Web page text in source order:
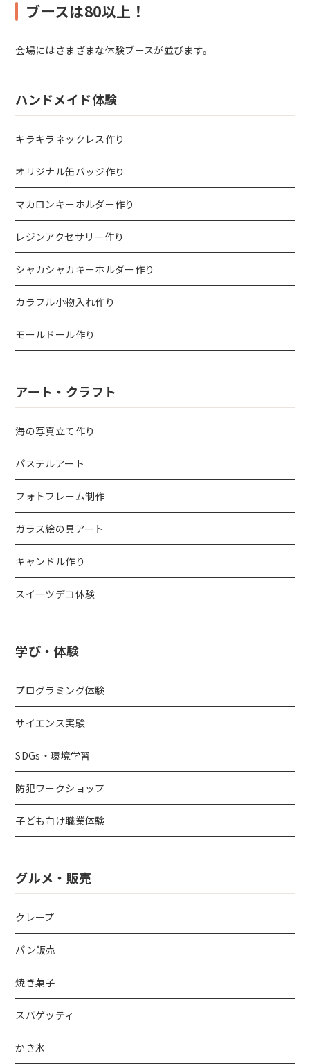
ブースは80以上！
会場にはさまざまな体験ブースが並びます。
ハンドメイド体験
キラキラネックレス作り
オリジナル缶バッジ作り
マカロンキーホルダー作り
レジンアクセサリー作り
シャカシャカキーホルダー作り
カラフル小物入れ作り
モールドール作り
アート・クラフト
海の写真立て作り
パステルアート
フォトフレーム制作
ガラス絵の具アート
キャンドル作り
スイーツデコ体験
学び・体験
プログラミング体験
サイエンス実験
SDGs・環境学習
防犯ワークショップ
子ども向け職業体験
グルメ・販売
クレープ
パン販売
焼き菓子
スパゲッティ
かき氷